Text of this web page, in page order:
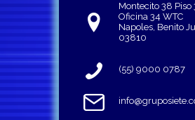
Montecito 38 Piso
Oficina 34 WTC
Napoles, Benito
03810
(55) 9000 0787